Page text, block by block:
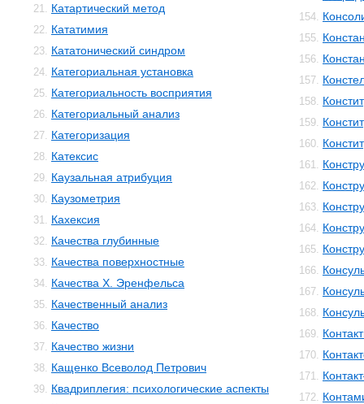
21. Катартический метод
22. Кататимия
23. Кататонический синдром
24. Категориальная установка
25. Категориальность восприятия
26. Категориальный анализ
27. Категоризация
28. Катексис
29. Каузальная атрибуция
30. Каузометрия
31. Кахексия
32. Качества глубинные
33. Качества поверхностные
34. Качества Х. Эренфельса
35. Качественный анализ
36. Качество
37. Качество жизни
38. Кащенко Всеволод Петрович
39. Квадриплегия: психологические аспекты
154.
155.
156.
157.
158.
159.
160.
161.
162.
163.
164.
165.
166.
167.
168.
169.
170.
171.
172.